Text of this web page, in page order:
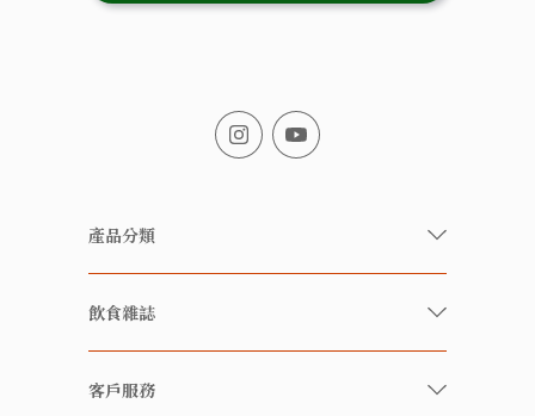
產品分類
有機/無農藥新鮮蔬果
有機 / 無添加飲品
飲食雜誌
快樂家庭 飲食雜誌
客戶服務